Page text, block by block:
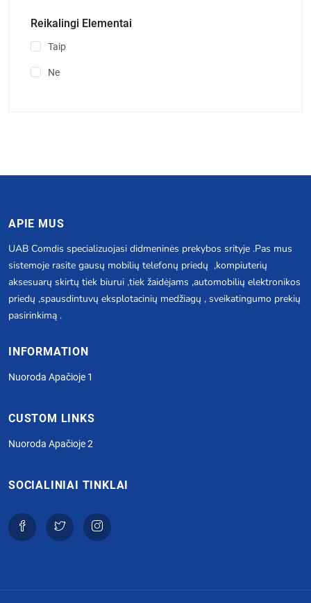
Reikalingi Elementai
Taip
Ne
APIE MUS
UAB Comdis specializuojasi didmeninės prekybos srityje .Pas mus
sistemoje rasite gausų mobilių telefonų priedų ,kompiuterių
aksesuarų skirtų tiek biurui ,tiek žaidėjams ,automobilių elektronikos
priedų ,spausdintuvų eksplotacinių medžiagų , sveikatingumo prekių
pasirinkimą .
INFORMATION
Nuoroda Apačioje 1
CUSTOM LINKS
Nuoroda Apačioje 2
SOCIALINIAI TINKLAI